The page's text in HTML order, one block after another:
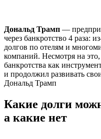
Дональд Трамп —
через банкротство 4 раза:
долгов по отелям и
компаний. Несмотря на
банкротства как
и продолжил развивать
Дональд Трамп
Какие долги
а какие нет